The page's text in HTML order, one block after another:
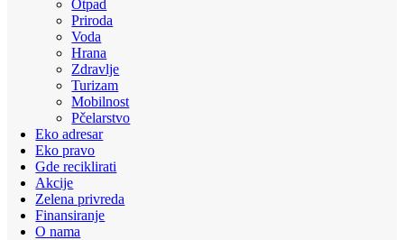
Otpad
Priroda
Voda
Hrana
Zdravlje
Turizam
Mobilnost
Pčelarstvo
Eko adresar
Eko pravo
Gde reciklirati
Akcije
Zelena privreda
Finansiranje
O nama